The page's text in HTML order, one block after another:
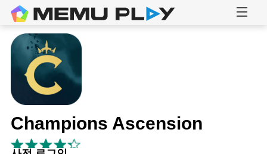
Champions Ascension